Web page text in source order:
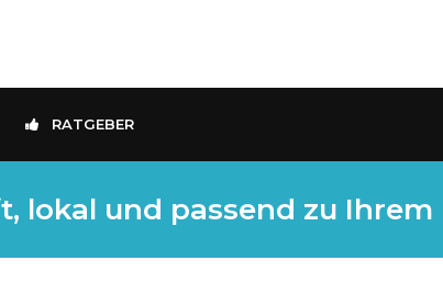
RATGEBER
lokal und passend zu Ihrem